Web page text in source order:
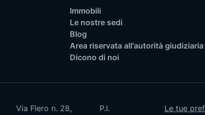
Immobili
Le nostre sedi
Blog
Area riservata all'autorità giudiziaria
Dicono di noi
Via Flero n. 28, P.I. Le tue